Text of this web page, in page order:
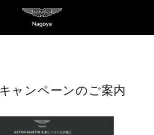
ャンペーンのご案内